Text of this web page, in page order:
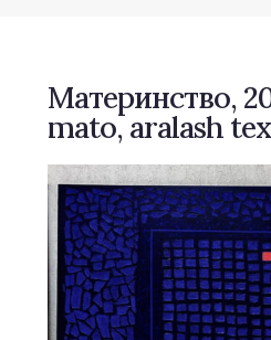
Материнство,
mato, aralash